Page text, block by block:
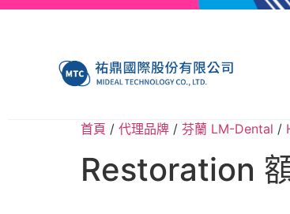
首頁 / 代理品牌 / 芬蘭 LM-Dental /
Restoration